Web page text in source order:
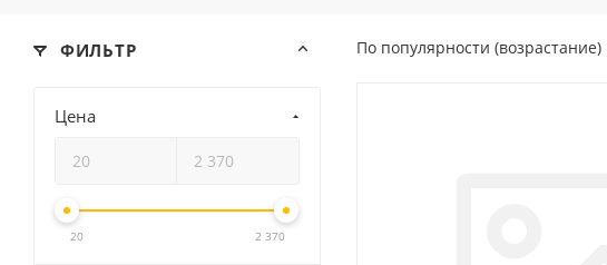
По популярности (возрастание)
ФИЛЬТР
Цена
20 2 370